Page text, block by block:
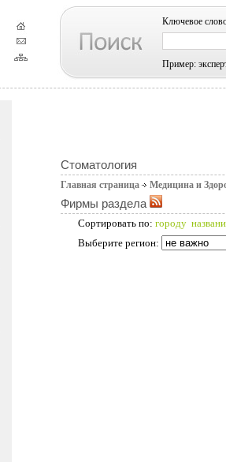
Ключевое
Пример:
Стоматология
Главная страница Медицина и
Фирмы раздела
Сортировать по: городу
Выберите регион: